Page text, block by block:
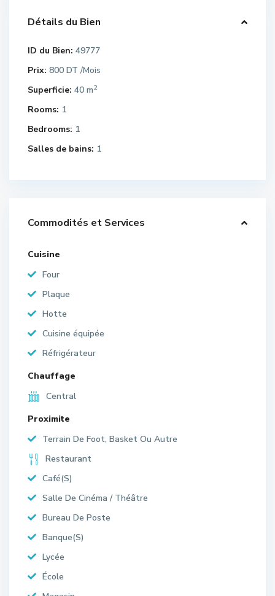
Détails du Bien
ID du Bien: 49777
Prix: 800 DT /Mois
Superficie: 40 m2
Rooms: 1
Bedrooms: 1
Salles de bains: 1
Commodités et Services
Cuisine
Four
Plaque
Hotte
Cuisine équipée
Réfrigérateur
Chauffage
Central
Proximite
Terrain De Foot, Basket Ou Autre
Restaurant
Café(S)
Salle De Cinéma / Théâtre
Bureau De Poste
Banque(S)
Lycée
École